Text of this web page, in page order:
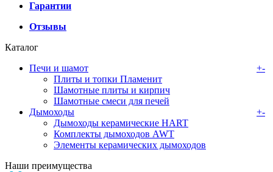
Гарантии
Отзывы
Каталог
Печи и шамот
+-
Плиты и топки Пламенит
Шамотные плиты и кирпич
Шамотные смеси для печей
Дымоходы
+-
Дымоходы керамические HART
Комплекты дымоходов AWT
Элементы керамических дымоходов
Наши преимущества